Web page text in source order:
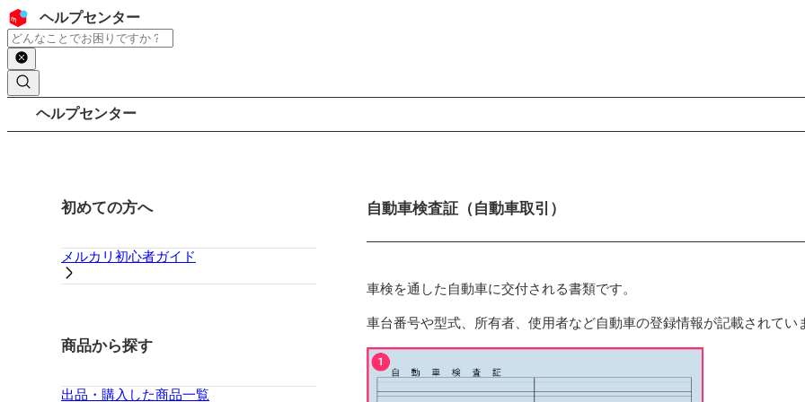
コンテンツにスキップ
ヘッダー
ヘルプセンター
検索
パンくずリスト
ヘルプセンター
サイドバー
初めての方へ
メルカリ初心者ガイド
商品から探す
出品・購入した商品一覧
メインコンテンツ
自動車検査証（自動車取引）
車検を通した自動車に交付される書類です。
車台番号や型式、所有者、使用者など自動車の登録情報が記載されてい